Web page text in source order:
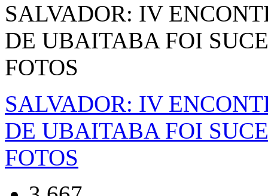
SALVADOR: IV
DE UBAITABA FOI
FOTOS
SALVADOR: IV
DE UBAITABA FOI
FOTOS